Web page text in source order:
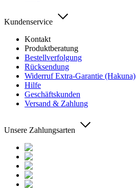
Kundenservice
Kontakt
Produktberatung
Bestellverfolgung
Rücksendung
Widerruf Extra-Garantie (Hakuna)
Hilfe
Geschäftskunden
Versand & Zahlung
Unsere Zahlungsarten